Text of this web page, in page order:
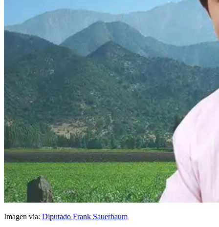
Imagen via: Diputado Frank Sauerbaum